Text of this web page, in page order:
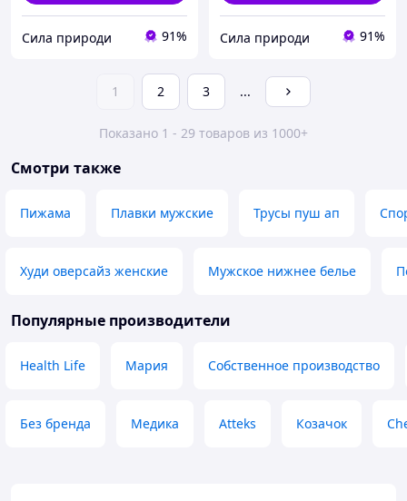
Сила природи 91% Сила природи 91%
1 2 3 ...
Показано 1 - 29 товаров из 1000+
Смотри также
Пижама Плавки мужские Трусы пуш ап
Худи оверсайз женские Мужское нижнее белье
Популярные производители
Health Life Мария Собственное производство
Без бренда Медика Atteks Козачок